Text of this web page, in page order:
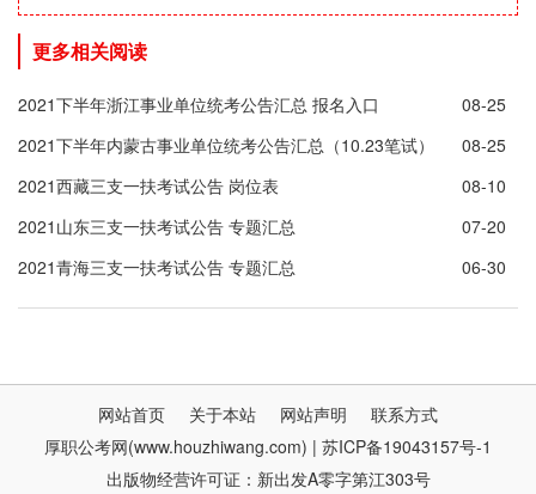
更多相关阅读
2021下半年浙江事业单位统考公告汇总 报名入口
08-25
2021下半年内蒙古事业单位统考公告汇总（10.23笔试）
08-25
2021西藏三支一扶考试公告 岗位表
08-10
2021山东三支一扶考试公告 专题汇总
07-20
2021青海三支一扶考试公告 专题汇总
06-30
网站首页 关于本站 网站声明
联系方式
厚职公考网(www.houzhiwang.com) | 苏ICP备19043157号-1
出版物经营许可证：新出发A零字第江303号